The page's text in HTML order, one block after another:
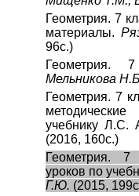
Геометрия. 7
материалы.
96с.)
Геометрия. 7
Мельникова
Геометрия. 7
учебнику Л.С.
(2016, 160с.)
Геометрия. 7
уроков по
Г.Ю. (2015,